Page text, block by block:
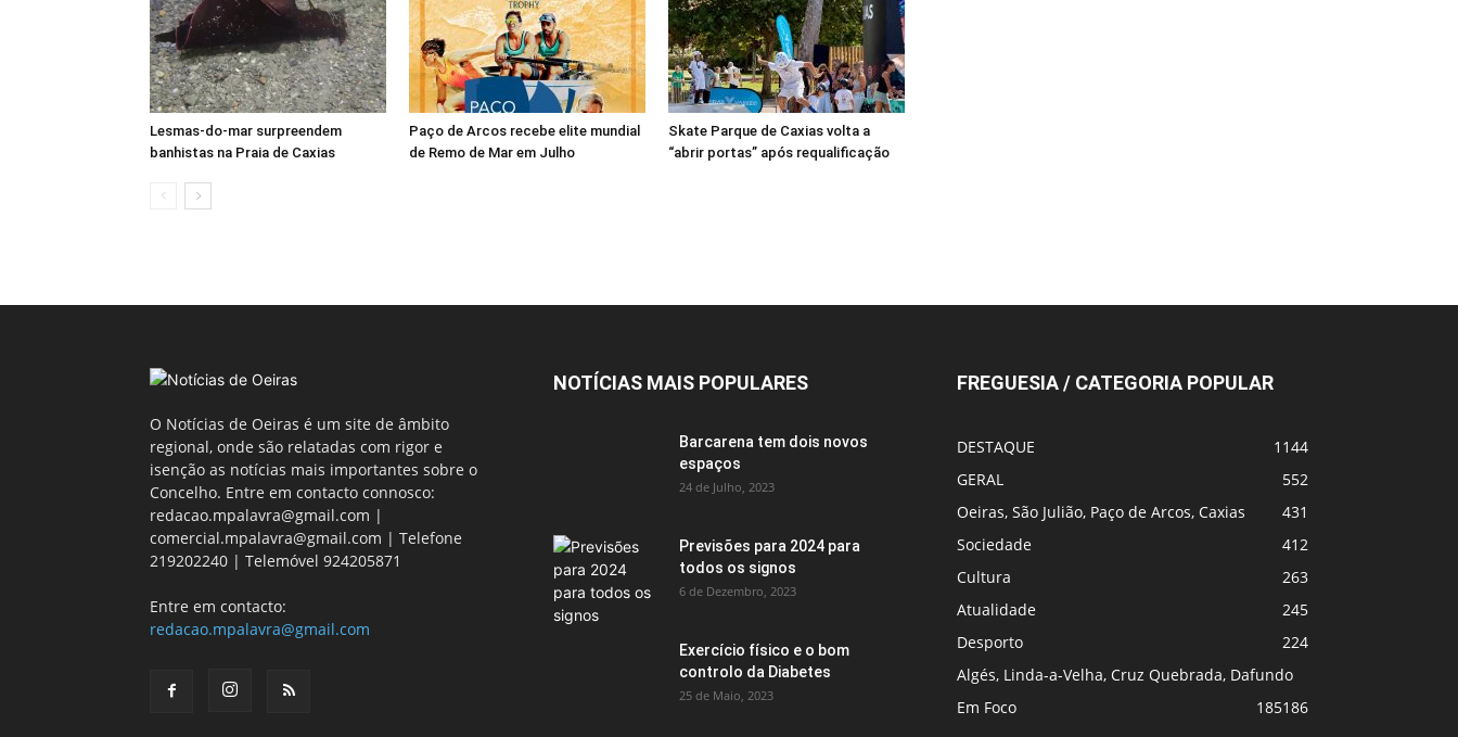
Lesmas-do-mar surpreendem
banhistas na Praia de Caxias
Paço de Arcos recebe elite mundial
de Remo de Mar em Julho
Skate Parque de Caxias volta a
“abrir portas” após requalificação
O Notícias de Oeiras é um site de âmbito
regional, onde são relatadas com rigor e
isenção as notícias mais importantes sobre o
Concelho. Entre em contacto connosco:
redacao.mpalavra@gmail.com |
comercial.mpalavra@gmail.com | Telefone
219202240 | Telemóvel 924205871
Entre em contacto:
redacao.mpalavra@gmail.com
NOTÍCIAS MAIS POPULARES
Barcarena tem dois novos
espaços
24 de Julho, 2023
Previsões para 2024 para
todos os signos
6 de Dezembro, 2023
Exercício físico e o bom
controlo da Diabetes
25 de Maio, 2023
FREGUESIA / CATEGORIA POPULAR
DESTAQUE
1144
GERAL
552
Oeiras, São Julião, Paço de Arcos, Caxias
431
Sociedade
412
Cultura
263
Atualidade
245
Desporto
224
Algés, Linda-a-Velha, Cruz Quebrada, Dafundo
186
Em Foco 185